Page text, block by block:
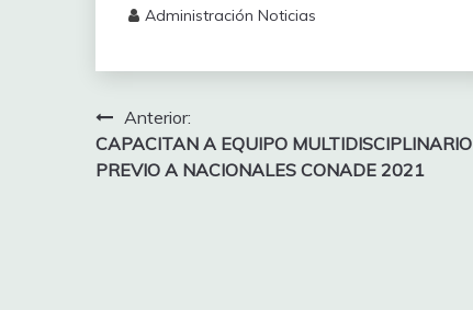
Administración Noticias
Navegación
de
Anterior:
CAPACITAN A EQUIPO MULTIDISCIPLINARIO
PREVIO A NACIONALES CONADE 2021